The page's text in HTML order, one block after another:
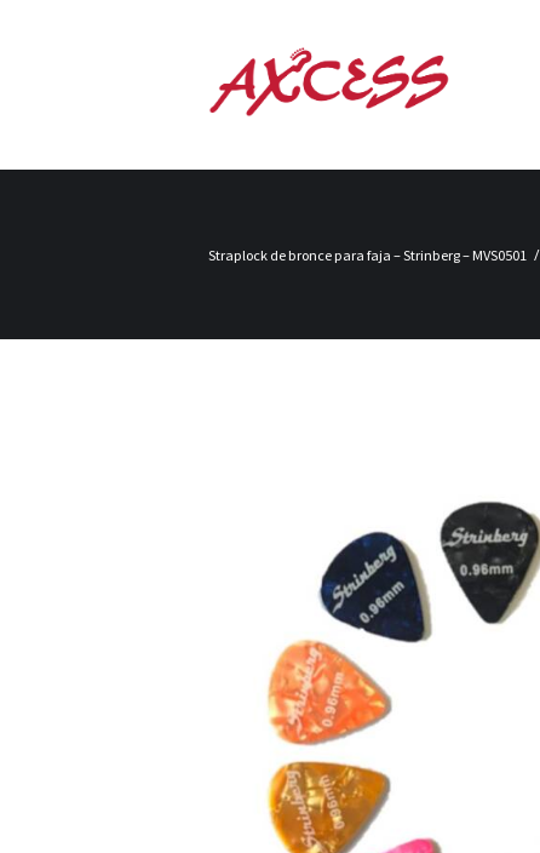
Straplock de bronce para faja – Strinberg – MVS0501